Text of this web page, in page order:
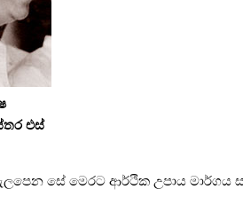
එස්
සේ මෙරට ආර්ථික උපාය මාර්ගය